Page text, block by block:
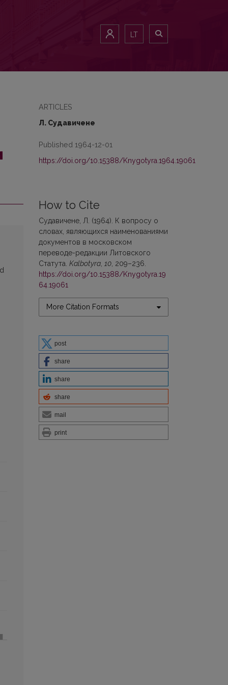
LT
ARTICLES
Л. Судавичене
Published 1964-12-01
https://doi.org/10.15388/Knygotyra.1964.19061
How to Cite
Судавичене, Л. (1964). К вопросу о
словах, являющихся наименованиями
документов в московском
переводе-редакции Литовского
Статута. Kalbotyra 10 , 209–236.
https://doi.org/10.15388/Knygotyra.19
64.19061
More Citation Formats
post
share
share
share
mail
print